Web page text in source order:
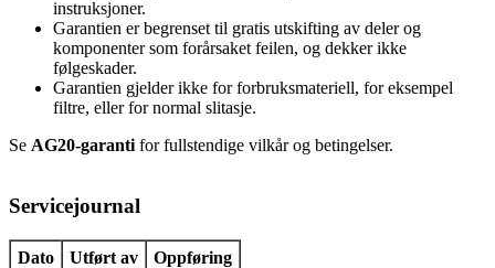
instruksjoner.
Garantien er begrenset til gratis utskifting av deler og
komponenter som forårsaket feilen, og dekker ikke
følgeskader.
Garantien gjelder ikke for forbruksmateriell, for eksempel
filtre, eller for normal slitasje.
Se AG20-garantifor fullstendige vilkår og betingelser.
Servicejournal
Dato Utført av Oppføring